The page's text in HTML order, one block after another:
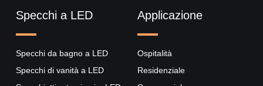
Specchi a LED
Specchi da bagno a LED
Specchi di vanità a LED
Applicazione
Ospitalità
Residenziale